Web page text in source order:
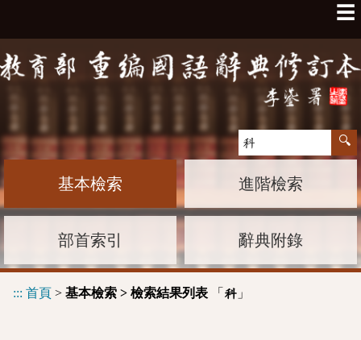
☰
基本檢索 進階檢索
部首索引 辭典附錄
::: 首頁 > 基本檢索 > 檢索結果列表 「 科 」